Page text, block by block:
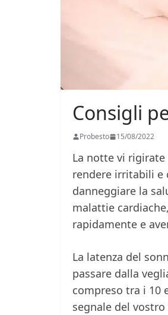
Consigli
Probesto 15/08/2022
La notte vi
rendere irritabili e
danneggiare la
malattie
rapidamente e
La latenza del
passare dalla
compreso tra i 10
segnale del